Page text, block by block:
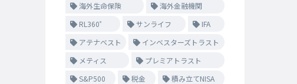
海外生命保険
海外金融機関
RL360゜
サンライフ
IFA
アテナベスト
インベスターズトラスト
メティス
プレミアトラスト
S&P500
税金 積み立てNISA